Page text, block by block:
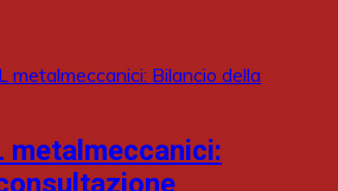
metalmeccanici: